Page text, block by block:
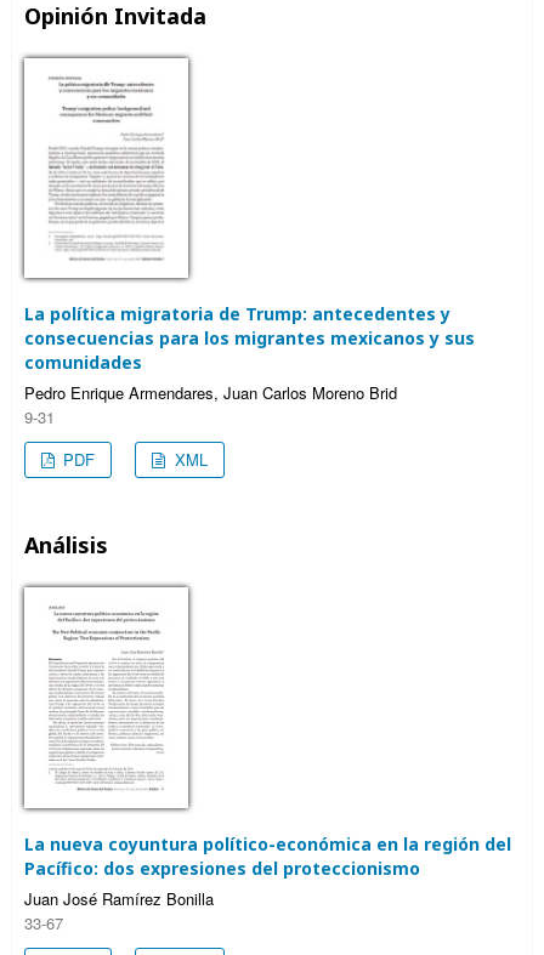
Opinión Invitada
La política migratoria de Trump: antecedentes y
consecuencias para los migrantes mexicanos y sus
comunidades
Pedro Enrique Armendares, Juan Carlos Moreno Brid
9-31
PDF
XML
Análisis
La nueva coyuntura político-económica en la región del
Pacífico: dos expresiones del proteccionismo
Juan José Ramírez Bonilla
33-67